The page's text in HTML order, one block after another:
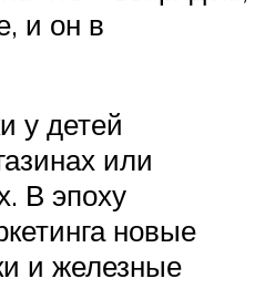
и он в
у детей
или
В эпоху
новые
и железные